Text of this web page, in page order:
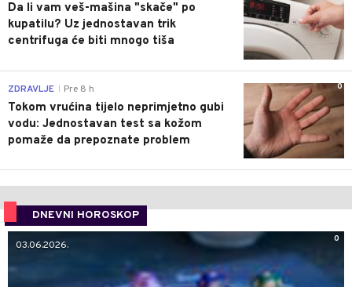
Da li vam veš-mašina "skače" po
kupatilu? Uz jednostavan trik
centrifuga će biti mnogo tiša
0
ZDRAVLJE Pre 8 h
Tokom vrućina tijelo neprimjetno gubi
vodu: Jednostavan test sa kožom
pomaže da prepoznate problem
DNEVNI HOROSKOP
0
03.06.2026.